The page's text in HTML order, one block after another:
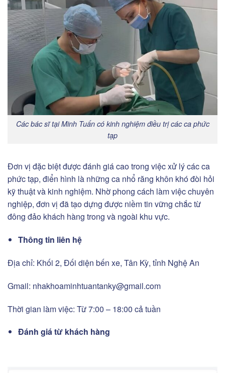
Các bác sĩ tại Minh Tuấn có kinh nghiệm điều trị các ca phức
tạp
Đơn vị đặc biệt được đánh giá cao trong việc xử lý các ca
phức tạp, điển hình là những ca nhổ răng khôn khó đòi hỏi
kỹ thuật và kinh nghiệm. Nhờ phong cách làm việc chuyên
nghiệp, đơn vị đã tạo dựng được niềm tin vững chắc từ
đông đảo khách hàng trong và ngoài khu vực.
Thông tin liên hệ
Địa chỉ: Khối 2, Đối diện bến xe, Tân Kỳ, tỉnh Nghệ An
Gmail: nhakhoaminhtuantanky@gmail.com
Thời gian làm việc: Từ 7:00 – 18:00 cả tuần
Đánh giá từ khách hàng